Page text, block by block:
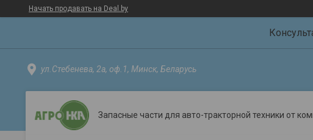
Начать продавать на Deal.by
ул.Стебенева, 2а, оф.1, Минск, Беларусь
Запасные части для авто-тракторной техники от